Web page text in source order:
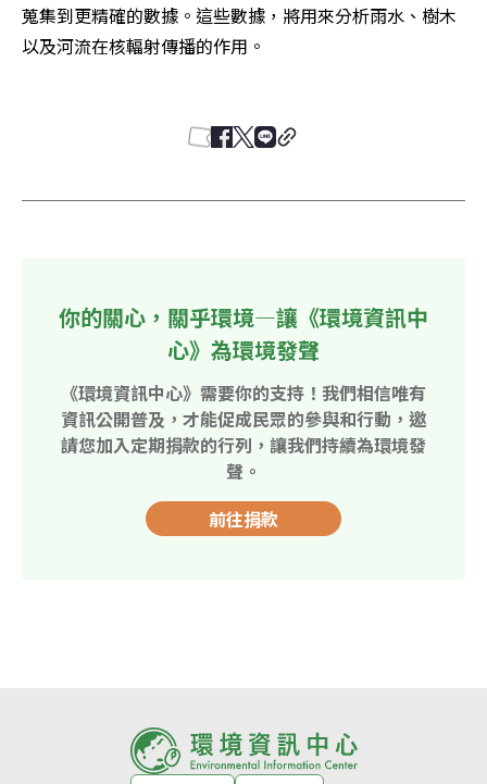
蒐集到更精確的數據。這些數據，將用來分析雨水、樹木
以及河流在核輻射傳播的作用。
你的關心，關乎環境—讓《環境資訊中
心》為環境發聲
《環境資訊中心》需要你的支持！我們相信唯有
資訊公開普及，才能促成民眾的參與和行動，邀
請您加入定期捐款的行列，讓我們持續為環境發
聲。
前往捐款